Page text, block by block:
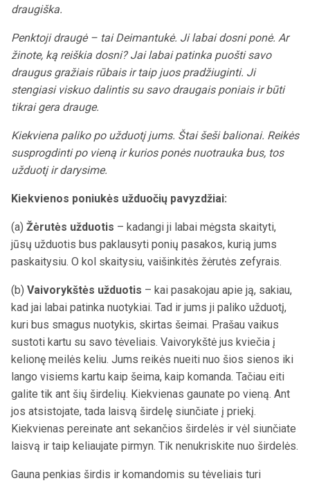
draugiška.
Penktoji draugė – tai Deimantukė. Ji labai dosni ponė. Ar
žinote, ką reiškia dosni? Jai labai patinka puošti savo
draugus gražiais rūbais ir taip juos pradžiuginti. Ji
stengiasi viskuo dalintis su savo draugais poniais ir būti
tikrai gera drauge.
Kiekviena paliko po užduotį jums. Štai šeši balionai. Reikės
susprogdinti po vieną ir kurios ponės nuotrauka bus, tos
užduotį ir darysime.
Kiekvienos poniukės užduočių pavyzdžiai:
(a) Žėrutės užduotis – kadangi ji labai mėgsta skaityti,
jūsų užduotis bus paklausyti ponių pasakos, kurią jums
paskaitysiu. O kol skaitysiu, vaišinkitės žėrutės zefyrais.
(b) Vaivorykštės užduotis – kai pasakojau apie ją, sakiau,
kad jai labai patinka nuotykiai. Tad ir jums ji paliko užduotį,
kuri bus smagus nuotykis, skirtas šeimai. Prašau vaikus
sustoti kartu su savo tėveliais. Vaivorykštė jus kviečia į
kelionę meilės keliu. Jums reikės nueiti nuo šios sienos iki
lango visiems kartu kaip šeima, kaip komanda. Tačiau eiti
galite tik ant šių širdelių. Kiekvienas gaunate po vieną. Ant
jos atsistojate, tada laisvą širdelę siunčiate į priekį.
Kiekvienas pereinate ant sekančios širdelės ir vėl siunčiate
laisvą ir taip keliaujate pirmyn. Tik nenukriskite nuo širdelės.
Gauna penkias širdis ir komandomis su tėveliais turi